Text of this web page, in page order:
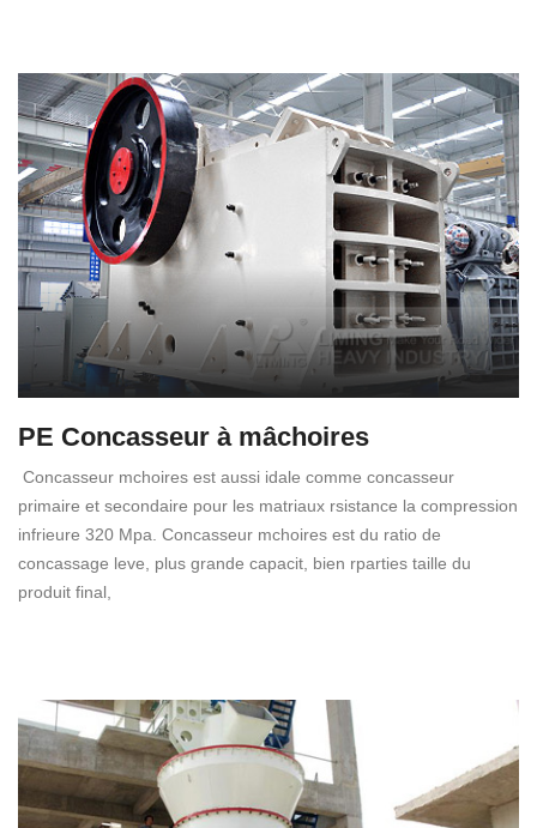
PE Concasseur à mâchoires
Concasseur mchoires est aussi idale comme concasseur
primaire et secondaire pour les matriaux rsistance la compression
infrieure 320 Mpa. Concasseur mchoires est du ratio de
concassage leve, plus grande capacit, bien rparties taille du
produit final,